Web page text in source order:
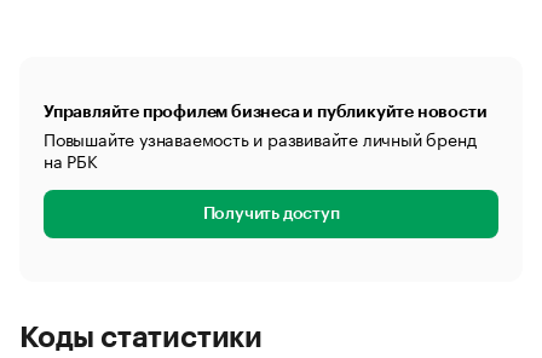
Управляйте профилем бизнеса и публикуйте новости
Повышайте узнаваемость и развивайте личный бренд
на РБК
Получить доступ
Коды статистики